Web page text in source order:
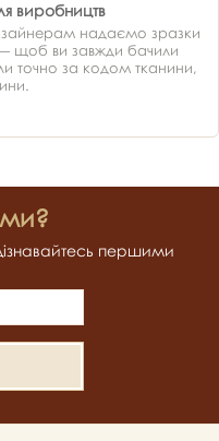
виробництв
надаємо зразки
— щоб ви завжди бачили
точно за кодом тканини,
першими